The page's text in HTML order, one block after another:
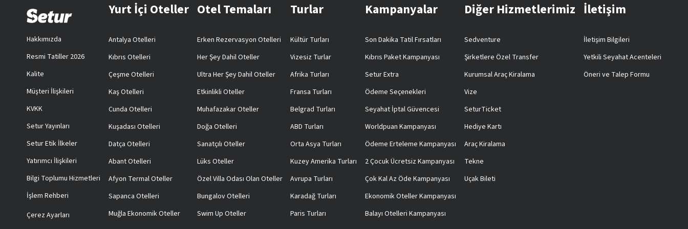
Hakkımızda
Resmi Tatiller 2026
Kalite
Müşteri İlişkileri
KVKK
Setur Yayınları
Setur Etik İlkeler
Yatırımcı İlişkileri
Bilgi Toplumu Hizmetleri
İşlem Rehberi
Çerez Ayarları
Yurt İçi Oteller
Antalya Otelleri
Kıbrıs Otelleri
Çeşme Otelleri
Kaş Otelleri
Cunda Otelleri
Kuşadası Otelleri
Datça Otelleri
Abant Otelleri
Afyon Termal Oteller
Sapanca Otelleri
Muğla Ekonomik Oteller
Otel Temaları
Erken Rezervasyon Otelleri
Her Şey Dahil Oteller
Ultra Her Şey Dahil Oteller
Etkinlikli Oteller
Muhafazakar Oteller
Doğa Otelleri
Sanatçılı Oteller
Lüks Oteller
Özel Villa Odası Olan Oteller
Bungalov Otelleri
Swim Up Oteller
Turlar
Kültür Turları
Vizesiz Turlar
Afrika Turları
Fransa Turları
Belgrad Turları
ABD Turları
Orta Asya Turları
Kuzey Amerika Turları
Avrupa Turları
Karadağ Turları
Paris Turları
Kampanyalar
Son Dakika Tatil Fırsatları
Kıbrıs Paket Kampanyası
Setur Extra
Ödeme Seçenekleri
Seyahat İptal Güvencesi
Worldpuan Kampanyası
Ödeme Erteleme Kampanyası
2 Çocuk Ücretsiz Kampanyası
Çok Kal Az Öde Kampanyası
Ekonomik Oteller Kampanyası
Balayı Otelleri Kampanyası
Diğer Hizmetlerimiz
Sedventure
Şirketlere Özel Transfer
Kurumsal Araç Kiralama
Vize
SeturTicket
Hediye Kartı
Araç Kiralama
Tekne
Uçak Bileti
İletişim
İletişim Bilgileri
Yetkili Seyahat Acenteleri
Öneri ve Talep Formu